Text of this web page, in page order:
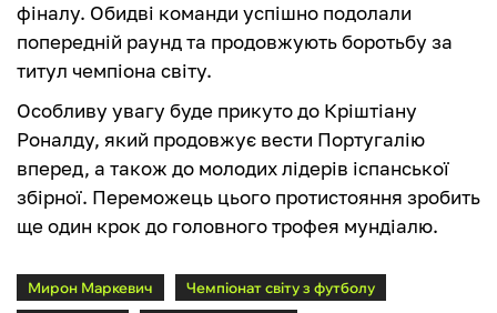
фіналу. Обидві команди успішно подолали
попередній раунд та продовжують боротьбу за
титул чемпіона світу.
Особливу увагу буде прикуто до Кріштіану
Роналду, який продовжує вести Португалію
вперед, а також до молодих лідерів іспанської
збірної. Переможець цього протистояння зробить
ще один крок до головного трофея мундіалю.
Мирон Маркевич
Чемпіонат світу з футболу